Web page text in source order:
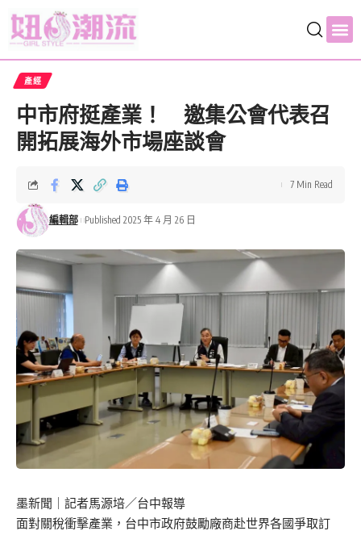
產經
中市府挺產業！ 邀集公會代表召
開拓展海外市場座談會
編輯部 Published 2025 年 4 月 26 日
7 Min Read
墨新聞
｜記者馬源培／台中報導
面對關稅衝擊產業，台中市政府鼓勵廠商赴世界各國爭取訂